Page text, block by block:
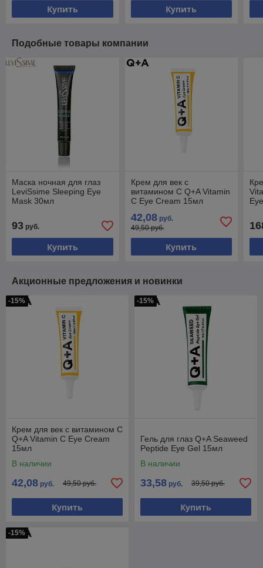
Купить Купить
Подобные товары компании
Маска ночная для глаз
LeviSsime Sleeping Eye
Mask 30мл
93 руб.
Купить
Крем для век с
витамином С Q+A Vitamin
C Eye Cream 15мл
42,08руб.
49,50 руб.
Купить
Акционные предложения и новинки
-15%
Крем для век с витамином С
Q+A Vitamin C Eye Cream
15мл
В наличии
42,08 руб. 49,50 руб.
Купить
-15%
Гель для глаз Q+A Seaweed
Peptide Eye Gel 15мл
В наличии
33,58 руб. 39,50 руб.
Купить
-15%